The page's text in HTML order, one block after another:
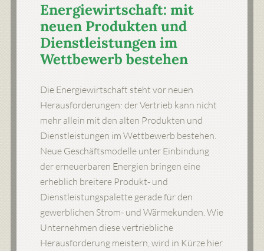
Energiewirtschaft: mit
neuen Produkten und
Dienstleistungen im
Wettbewerb bestehen
Die Energiewirtschaft steht vor neuen
Herausforderungen: der Vertrieb kann nicht
mehr allein mit den alten Produkten und
Dienstleistungen im Wettbewerb bestehen.
Neue Geschäftsmodelle unter Einbindung
der erneuerbaren Energien bringen eine
erheblich breitere Produkt- und
Dienstleistungspalette gerade für den
gewerblichen Strom- und Wärmekunden. Wie
Unternehmen diese vertriebliche
Herausforderung meistern, wird in Kürze hier